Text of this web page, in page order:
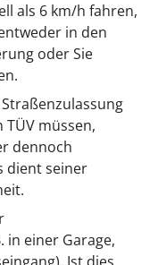
als 6 km/h fahren,
in den
oder Sie
müssen,
dennoch
dient seiner
in einer Garage,